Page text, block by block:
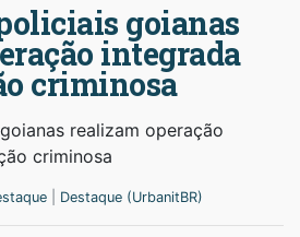
goianas
integrada
criminosa
realizam operação
criminosa
Destaque (UrbanitBR)